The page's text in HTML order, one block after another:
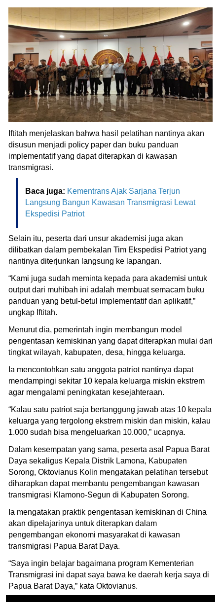
Iftitah menjelaskan bahwa hasil pelatihan nantinya akan
disusun menjadi policy paper dan buku panduan
implementatif yang dapat diterapkan di kawasan
transmigrasi.
Baca juga: Kementrans Ajak Sarjana Terjun
Langsung Bangun Kawasan Transmigrasi Lewat
Ekspedisi Patriot
Selain itu, peserta dari unsur akademisi juga akan
dilibatkan dalam pembekalan Tim Ekspedisi Patriot yang
nantinya diterjunkan langsung ke lapangan.
“Kami juga sudah meminta kepada para akademisi untuk
output dari muhibah ini adalah membuat semacam buku
panduan yang betul-betul implementatif dan aplikatif,”
ungkap Iftitah.
Menurut dia, pemerintah ingin membangun model
pengentasan kemiskinan yang dapat diterapkan mulai dari
tingkat wilayah, kabupaten, desa, hingga keluarga.
Ia mencontohkan satu anggota patriot nantinya dapat
mendampingi sekitar 10 kepala keluarga miskin ekstrem
agar mengalami peningkatan kesejahteraan.
“Kalau satu patriot saja bertanggung jawab atas 10 kepala
keluarga yang tergolong ekstrem miskin dan miskin, kalau
1.000 sudah bisa mengeluarkan 10.000,” ucapnya.
Dalam kesempatan yang sama, peserta asal Papua Barat
Daya sekaligus Kepala Distrik Lamona, Kabupaten
Sorong, Oktovianus Kolin mengatakan pelatihan tersebut
diharapkan dapat membantu pengembangan kawasan
transmigrasi Klamono-Segun di Kabupaten Sorong.
Ia mengatakan praktik pengentasan kemiskinan di China
akan dipelajarinya untuk diterapkan dalam
pengembangan ekonomi masyarakat di kawasan
transmigrasi Papua Barat Daya.
“Saya ingin belajar bagaimana program Kementerian
Transmigrasi ini dapat saya bawa ke daerah kerja saya di
Papua Barat Daya,” kata Oktovianus.